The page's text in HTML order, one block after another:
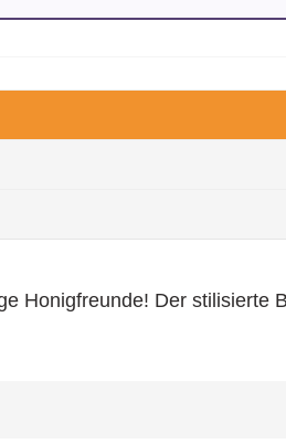
Honigfreunde! Der stilisierte